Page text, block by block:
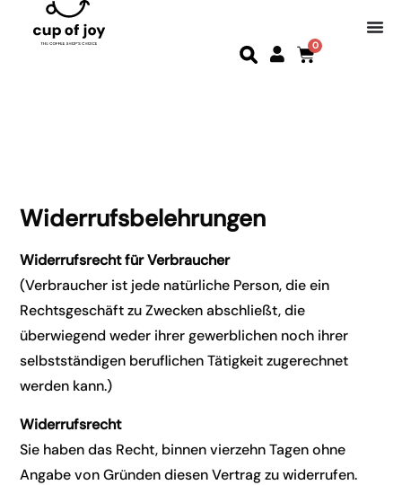
0
Widerrufsbelehrungen
Widerrufsrecht für Verbraucher
(Verbraucher ist jede natürliche Person, die ein
Rechtsgeschäft zu Zwecken abschließt, die
überwiegend weder ihrer gewerblichen noch ihrer
selbstständigen beruflichen Tätigkeit zugerechnet
werden kann.)
Widerrufsrecht
Sie haben das Recht, binnen vierzehn Tagen ohne
Angabe von Gründen diesen Vertrag zu widerrufen.